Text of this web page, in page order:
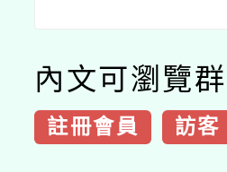
內文可瀏覽群
註冊會員 訪客